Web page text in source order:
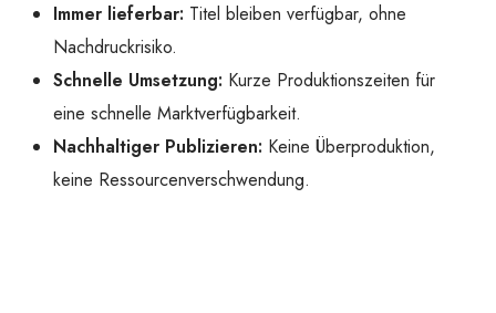
Immer lieferbar: Titel bleiben verfügbar, ohne
Nachdruckrisiko.
Schnelle Umsetzung: Kurze Produktionszeiten für
eine schnelle Marktverfügbarkeit.
Nachhaltiger Publizieren: Keine Überproduktion,
keine Ressourcenverschwendung.